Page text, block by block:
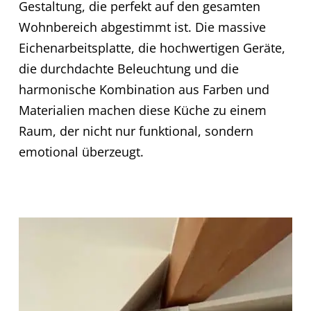
Gestaltung, die perfekt auf den gesamten
Wohnbereich abgestimmt ist. Die massive
Eichenarbeitsplatte, die hochwertigen Geräte,
die durchdachte Beleuchtung und die
harmonische Kombination aus Farben und
Materialien machen diese Küche zu einem
Raum, der nicht nur funktional, sondern
emotional überzeugt.